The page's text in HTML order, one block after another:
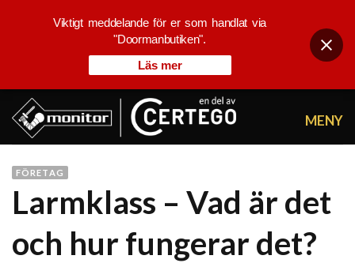
content
FÖRETAG
Larmklass – Vad är det
och hur fungerar det?
Viktigt meddelande för er som handlat via
"Doormanbutiken".
Läs mer